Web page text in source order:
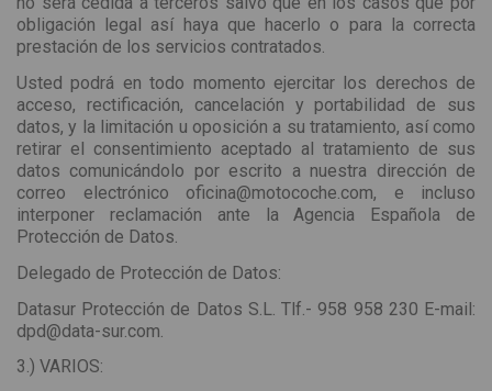
obligación legal así haya que hacerlo o para la correcta
prestación de los servicios contratados.
Usted podrá en todo momento ejercitar los derechos de
acceso, rectificación, cancelación y portabilidad de sus
datos, y la limitación u oposición a su tratamiento, así como
retirar el consentimiento aceptado al tratamiento de sus
datos comunicándolo por escrito a nuestra dirección de
correo electrónico oficina@motocoche.com, e incluso
interponer reclamación ante la Agencia Española de
Protección de Datos.
Delegado de Protección de Datos:
Datasur Protección de Datos S.L. Tlf.- 958 958 230 E-mail:
dpd@data-sur.com.
3.) VARIOS: